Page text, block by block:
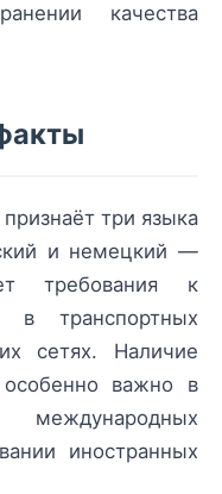
качества
три языка
и немецкий —
требования к
в транспортных
сетях. Наличие
важно в
иностранных